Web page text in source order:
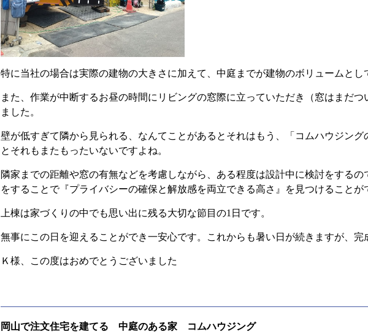
特に当社の場合は実際の建物の大きさに加えて、中庭までが建物のボリュームと
また、作業が中断するお昼の時間にリビングの窓際に立っていただき（窓はまだ
ました。
壁が低すぎて隣から見られる、なんてことがあるとそれはもう、「コムハウジン
とそれもまたもったいないですよね。
隣家までの距離や窓の有無などを考慮しながら、ある程度は設計中に検討をする
をすることで『プライバシーの確保と解放感を両立できる高さ』を見つけることが
上棟は家づくりの中でも思い出に残る大切な節目の1 日です。
無事にこの日を迎えることができ一安心です。これからも暑い日が続きますが、
Ｋ様、この度はおめでとうございました
岡山で注文住宅を建てる 中庭のある家 コムハウジング